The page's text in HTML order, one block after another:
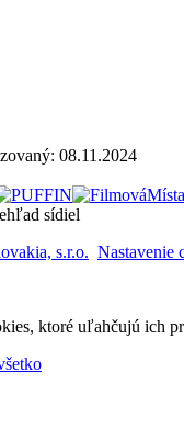
08.11.2024
sídiel
s.r.o. Nastavenie
ktoré uľahčujú ich